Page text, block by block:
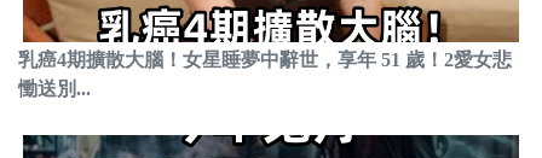
乳癌4期擴散大腦！女星睡夢中辭世，享年 51 歲！2愛女悲
慟送別...